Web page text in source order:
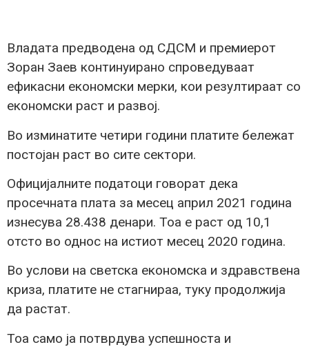
Владата предводена од СДСМ и премиерот
Зоран Заев континуирано спроведуваат
ефикасни економски мерки, кои резултираат со
економски раст и развој.
Во изминатите четири години платите бележат
постојан раст во сите сектори.
Официјалните податоци говорат дека
просечната плата за месец април 2021 година
изнесува 28.438 денари. Тоа е раст од 10,1
отсто во однос на истиот месец 2020 година.
Во услови на светска економска и здравствена
криза, платите не стагнираа, туку продолжија
да растат.
Тоа само ја потврдува успешноста и